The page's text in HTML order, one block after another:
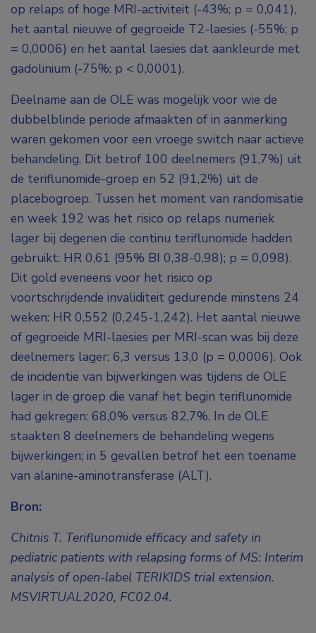
op relaps of hoge MRI-activiteit (-43%; p = 0,041),
het aantal nieuwe of gegroeide T2-laesies (-55%; p
= 0,0006) en het aantal laesies dat aankleurde met
gadolinium (-75%; p < 0,0001).
Deelname aan de OLE was mogelijk voor wie de
dubbelblinde periode afmaakten of in aanmerking
waren gekomen voor een vroege switch naar actieve
behandeling. Dit betrof 100 deelnemers (91,7%) uit
de teriflunomide-groep en 52 (91,2%) uit de
placebogroep. Tussen het moment van randomisatie
en week 192 was het risico op relaps numeriek
lager bij degenen die continu teriflunomide hadden
gebruikt: HR 0,61 (95% BI 0,38-0,98); p = 0,098).
Dit gold eveneens voor het risico op
voortschrijdende invaliditeit gedurende minstens 24
weken: HR 0,552 (0,245-1,242). Het aantal nieuwe
of gegroeide MRI-laesies per MRI-scan was bij deze
deelnemers lager: 6,3 versus 13,0 (p = 0,0006). Ook
de incidentie van bijwerkingen was tijdens de OLE
lager in de groep die vanaf het begin teriflunomide
had gekregen: 68,0% versus 82,7%. In de OLE
staakten 8 deelnemers de behandeling wegens
bijwerkingen; in 5 gevallen betrof het een toename
van alanine-aminotransferase (ALT).
Bron:
Chitnis T. Teriflunomide efficacy and safety in
pediatric patients with relapsing forms of MS: Interim
analysis of open-label TERIKIDS trial extension.
MSVIRTUAL2020, FC02.04.